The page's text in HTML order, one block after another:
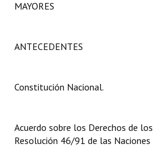
Constitución Nacional
Reglamento Interno
Organigrama
MAYORES
ANTECEDENTES
Constitución Nacional.
Acuerdo sobre los Derechos de
Resolución 46/91 de las Naciones